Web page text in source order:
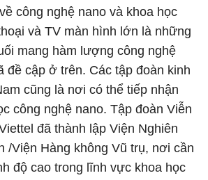
công nghệ nano và khoa học
và TV màn hình lớn là những
mang hàm lượng công nghệ
đề cập ở trên. Các tập đoàn kinh
cũng là nơi có thể tiếp nhận
công nghệ nano. Tập đoàn Viễn
đã thành lập Viện Nghiên
/Viện Hàng không Vũ trụ, nơi cần
độ cao trong lĩnh vực khoa học